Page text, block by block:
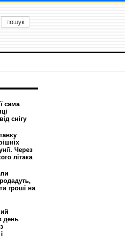
сама
снігу
Через
літака
гроші на
день